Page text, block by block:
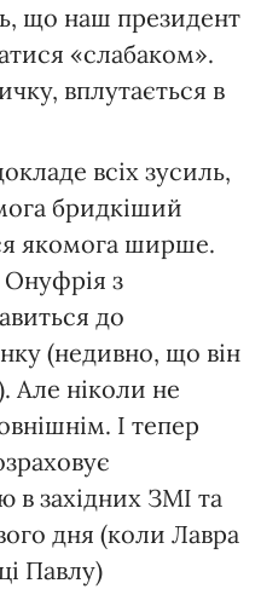
що наш президент
«слабаком».
вплутається в
всіх зусиль,
бридкіший
якомога ширше.
з
до
(недивно, що він
Але ніколи не
І тепер
в західних ЗМІ та
дня (коли Лавра
Павлу)